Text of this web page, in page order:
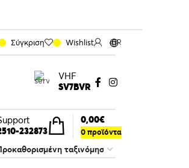
Σύγκριση Wishlist GR
VHF
SV7BVR
232873
0προϊόντα
0,00€